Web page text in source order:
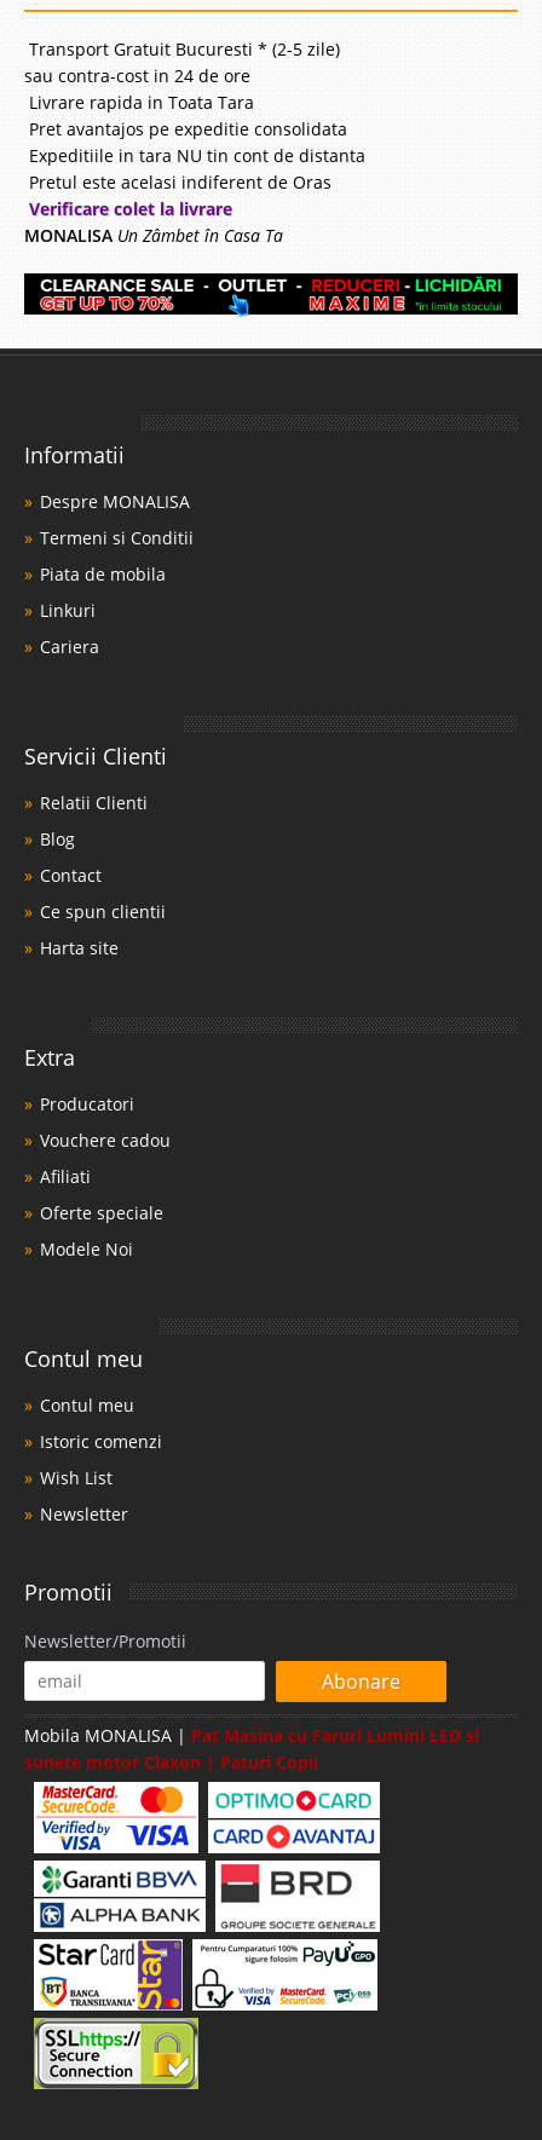
Transport Gratuit Bucuresti * (2-5 zile)
sau contra-cost in 24 de ore
Livrare rapida in Toata Tara
Pret avantajos pe expeditie consolidata
Expeditiile in tara NU tin cont de distanta
Pretul este acelasi indiferent de Oras
Verificare colet la livrare
MONALISA Un Zâmbet în Casa Ta
Informatii
Despre MONALISA
Termeni si Conditii
Piata de mobila
Linkuri
Cariera
Servicii Clienti
Relatii Clienti
Blog
Contact
Ce spun clientii
Harta site
Extra
Producatori
Vouchere cadou
Afiliati
Oferte speciale
Modele Noi
Contul meu
Contul meu
Istoric comenzi
Wish List
Newsletter
Promotii
Newsletter/Promotii
Abonare
Mobila MONALISA | Pat Masina cu Faruri Lumini LED si
sunete motor Claxon | Paturi Copii